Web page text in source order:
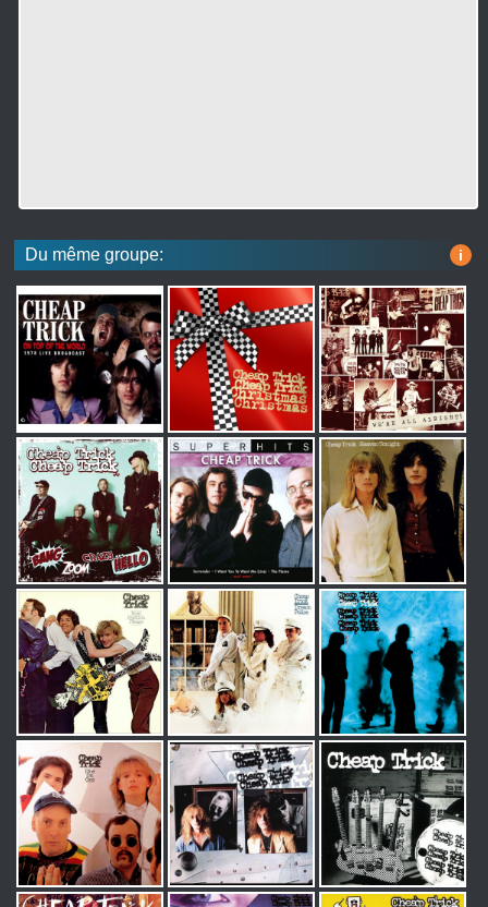
Du même groupe: i